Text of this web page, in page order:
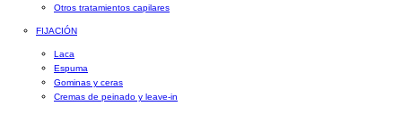
Otros tratamientos capilares
FIJACIÓN
Laca
Espuma
Gominas y ceras
Cremas de peinado y leave-in